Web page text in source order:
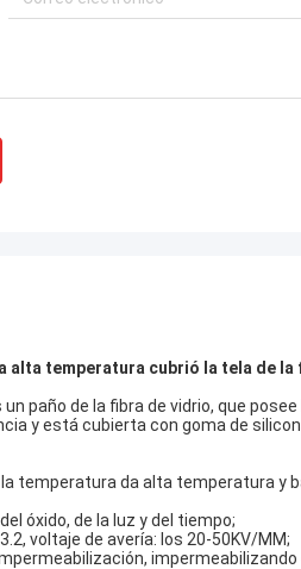
alta temperatura cubrió la tela de
paño de la fibra de vidrio, que
y está cubierta con goma de
temperatura da alta temperatura y
óxido, de la luz y del tiempo;
voltaje de avería: los 20-50KV/MM;
impermeabilizando